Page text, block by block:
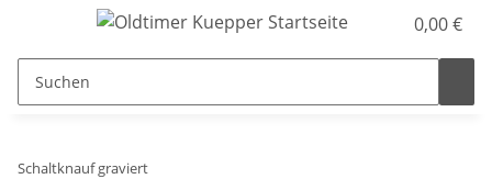
0,00 €
Schaltknauf graviert